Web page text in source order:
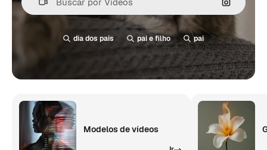
dia dos pais pai e filho pai
Modelos de vídeos